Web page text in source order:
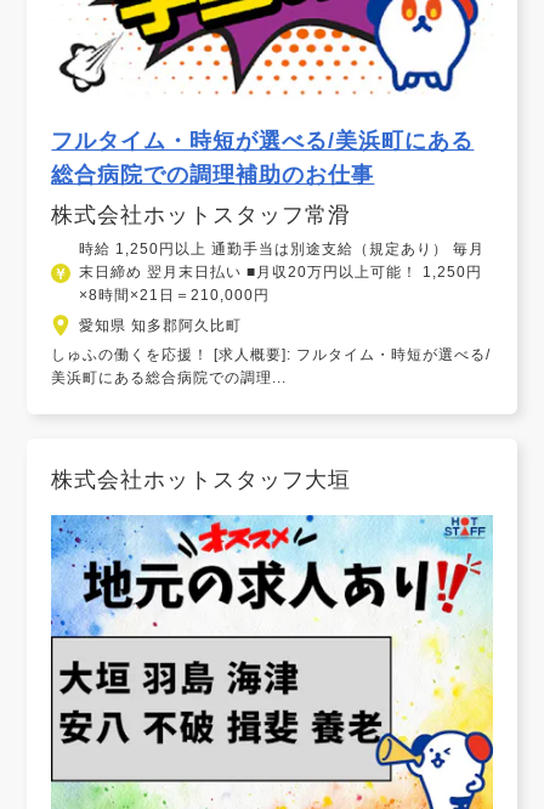
フルタイム・時短が選べる/美浜町にある
総合病院での調理補助のお仕事
株式会社ホットスタッフ常滑
時給 1,250円以上 通勤手当は別途支給（規定あり） 毎月
末日締め 翌月末日払い ■月収20万円以上可能！ 1,250円
×8時間×21日＝210,000円
愛知県 知多郡阿久比町
しゅふの働くを応援！ [求人概要]: フルタイム・時短が選べる/
美浜町にある総合病院での調理...
株式会社ホットスタッフ大垣